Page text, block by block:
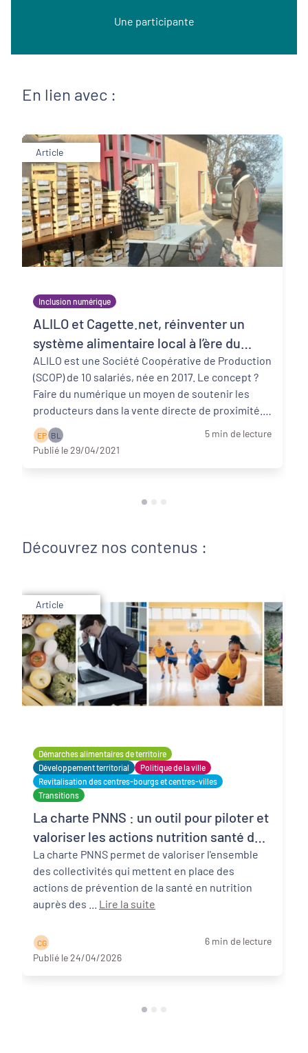
Une participante
En lien avec :
Article
Inclusion numérique
ALILO et Cagette.net, réinventer un
système alimentaire local à l’ère du
numérique
ALILO est une Société Coopérative de Production
(SCOP) de 10 salariés, née en 2017. Le concept ?
Faire du numérique un moyen de soutenir les
producteurs dans la vente directe de proximité.
...Lire la suite
E P B L
5 min de lecture
Publié le 29/04/2021
Découvrez nos contenus :
Article
Démarches alimentaires de territoire
Développement territorial
Politique de la ville
Revitalisation des centres-bourgs et centres-villes
Transitions
La charte PNNS : un outil pour piloter et
valoriser les actions nutrition santé des
collectivités territoriales
La charte PNNS permet de valoriser l'ensemble
des collectivités qui mettent en place des
actions de prévention de la santé en nutrition
Lire la suite
C G
6 min de lecture
Publié le 24/04/2026